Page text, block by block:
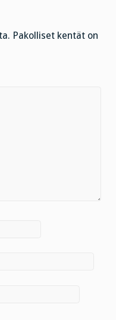
Pakolliset kentät on